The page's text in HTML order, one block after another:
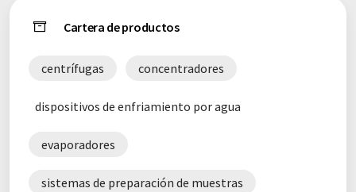
Cartera de productos
centrífugas concentradores
dispositivos de enfriamiento por agua
evaporadores
sistemas de preparación de muestras